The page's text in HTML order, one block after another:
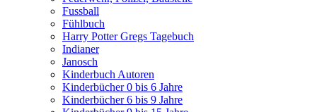
Fussball
Fühlbuch
Harry Potter Gregs Tagebuch
Indianer
Janosch
Kinderbuch Autoren
Kinderbücher 0 bis 6 Jahre
Kinderbücher 6 bis 9 Jahre